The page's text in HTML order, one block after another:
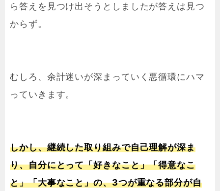
ら答えを見つけ出そうとしましたが答えは見つ
からず。
むしろ、余計迷いが深まっていく悪循環にハマ
っていきます。
しかし、継続した取り組みで自己理解が深ま
り、自分にとって「好きなこと」「得意なこ
と」「大事なこと」の、3つが重なる部分が自